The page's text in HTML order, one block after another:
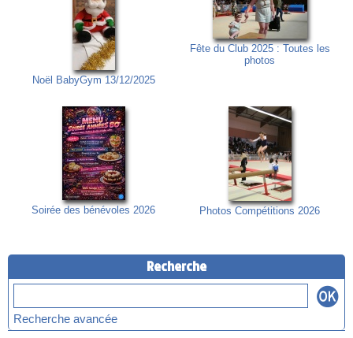
Noël BabyGym 13/12/2025
Fête du Club 2025 : Toutes les
photos
Soirée des bénévoles 2026 Photos Compétitions 2026
Recherche
Recherche avancée